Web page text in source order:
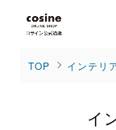
TOP インテリ
イ